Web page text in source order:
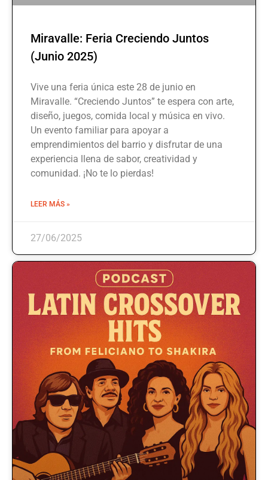
Miravalle: Feria Creciendo Juntos
(Junio 2025)
Vive una feria única este 28 de junio en
Miravalle. “Creciendo Juntos” te espera con arte,
diseño, juegos, comida local y música en vivo.
Un evento familiar para apoyar a
emprendimientos del barrio y disfrutar de una
experiencia llena de sabor, creatividad y
comunidad. ¡No te lo pierdas!
LEER MÁS »
27/06/2025